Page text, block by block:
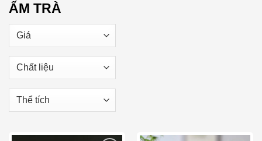
ẤM TRÀ